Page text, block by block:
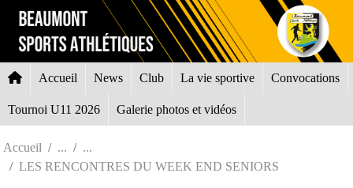
Accueil News Club La vie sportive Convocations
Tournoi U11 2026 Galerie photos et vidéos
Accueil
LES RENCONTRES DU WEEK END SENIORS
Panneau de gestion des cookies